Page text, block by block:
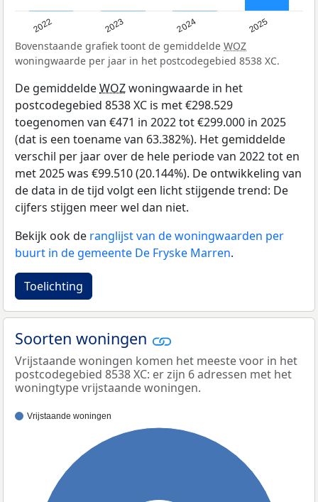
2022 2023 2024 2025
Bovenstaande grafiek toont de gemiddelde WOZ
woningwaarde per jaar in het postcodegebied 8538 XC.
De gemiddeldeWOZwoningwaarde in het
postcodegebied 8538 XC is met €298.529
toegenomen van €471 in 2022 tot €299.000 in 2025
(dat is een toename van 63.382%). Het gemiddelde
verschil per jaar over de hele periode van 2022 tot en
met 2025 was €99.510 (20.144%). De ontwikkeling van
de data in de tijd volgt een licht stijgende trend: De
cijfers stijgen meer wel dan niet.
Bekijk ook de ranglijst van de woningwaarden per
buurt in de gemeente De Fryske Marren.
Toelichting
Soorten woningen
Vrijstaande woningen komen het meeste voor in het
postcodegebied 8538 XC: er zijn 6 adressen met het
woningtype vrijstaande woningen.
Vrijstaande woningen